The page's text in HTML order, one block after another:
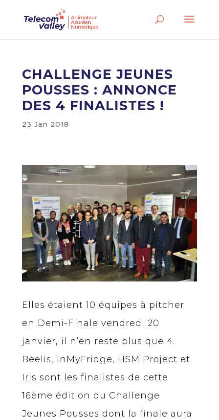
CHALLENGE JEUNES
POUSSES : ANNONCE
DES 4 FINALISTES !
23 Jan 2018
Elles étaient 10 équipes à pitcher
en Demi-Finale vendredi 20
janvier, il n’en reste plus que 4.
Beelis, InMyFridge, HSM Project et
Iris sont les finalistes de cette
16ème édition du Challenge
Jeunes Pousses dont la finale aura